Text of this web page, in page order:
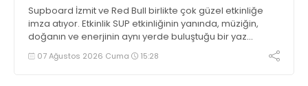
Supboard İzmit ve Red Bull birlikte çok güzel etkinliğe
imza atıyor. Etkinlik SUP etkinliğinin yanında, müziğin,
doğanın ve enerjinin aynı yerde buluştuğu bir yaz
deneyimini de buluşturuyor.
07 Ağustos 2026 Cuma 15:28